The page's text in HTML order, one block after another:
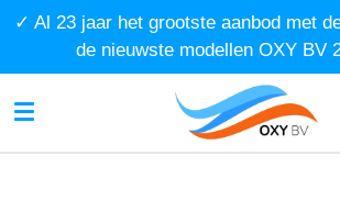
Ga
naar
de
✓ Al 23 jaar het grootste aanbod met
de nieuwste modellen OXY BV